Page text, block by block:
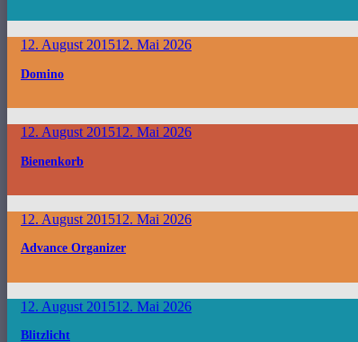
12. August 201512. Mai 2026
Domino
12. August 201512. Mai 2026
Bienenkorb
12. August 201512. Mai 2026
Advance Organizer
12. August 201512. Mai 2026
Blitzlicht